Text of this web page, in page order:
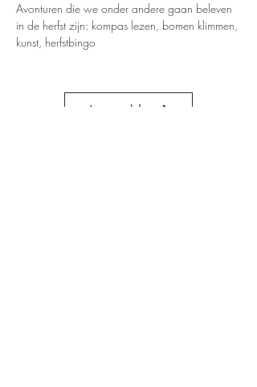
Avonturen die we onder andere gaan beleven
in de herfst zijn: kompas lezen, bomen klimmen,
kunst, herfstbingo
Aanmelden